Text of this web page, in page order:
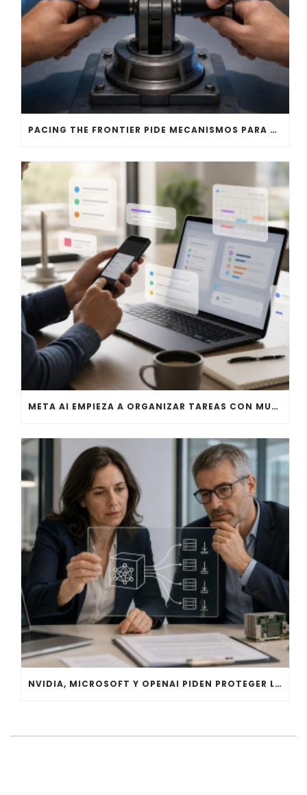
PACING THE FRONTIER PIDE MECANISMOS PARA MODERAR LA IA DE FRONTERA
META AI EMPIEZA A ORGANIZAR TAREAS CON MUSE SPARK 1.1
NVIDIA, MICROSOFT Y OPENAI PIDEN PROTEGER LOS PESOS ABIERTOS